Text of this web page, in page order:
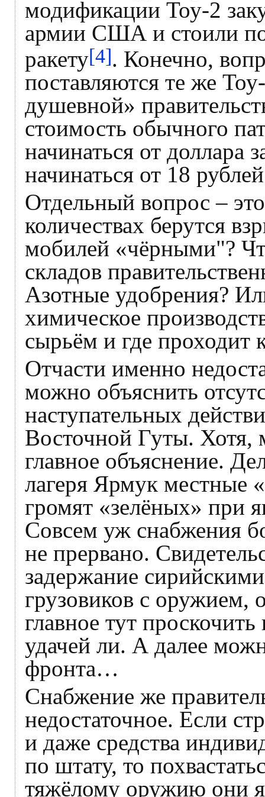
модификации Тоу-2
армии США и стоили
ракету[4]. Конечно,
поставляются те же
душевной»
стоимость обычного
начинаться от доллара
начинаться от 18
Отдельный вопрос –
количествах берутся
мобилей «чёрными"?
складов
Азотные удобрения?
химическое
сырьём и где проходит
Отчасти именно
можно объяснить
наступательных
Восточной Гуты. Хотя,
главное объяснение.
лагеря Ярмук местные
громят «зелёных» при
Совсем уж снабжения
не прервано.
задержание
грузовиков с оружием,
главное тут
удачей ли. А далее
фронта…
Снабжение же
недостаточное. Если
и даже средства
по штату, то
тяжёлому оружию они